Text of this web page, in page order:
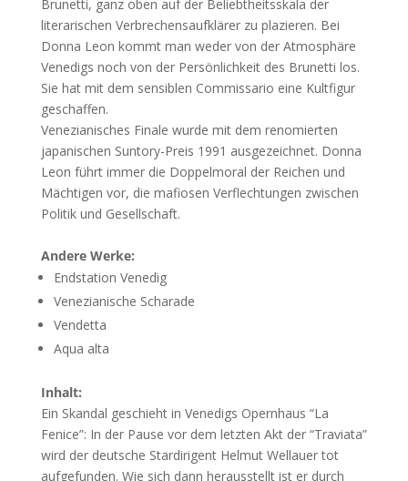
Brunetti, ganz oben auf der Beliebtheitsskala der
literarischen Verbrechensaufklärer zu plazieren. Bei
Donna Leon kommt man weder von der Atmosphäre
Venedigs noch von der Persönlichkeit des Brunetti los.
Sie hat mit dem sensiblen Commissario eine Kultfigur
geschaffen.
Venezianisches Finale wurde mit dem renomierten
japanischen Suntory-Preis 1991 ausgezeichnet. Donna
Leon führt immer die Doppelmoral der Reichen und
Mächtigen vor, die mafiosen Verflechtungen zwischen
Politik und Gesellschaft.
Andere Werke:
Endstation Venedig
Venezianische Scharade
Vendetta
Aqua alta
Inhalt:
Ein Skandal geschieht in Venedigs Opernhaus “La
Fenice”: In der Pause vor dem letzten Akt der “Traviata”
wird der deutsche Stardirigent Helmut Wellauer tot
aufgefunden. Wie sich dann herausstellt ist er durch